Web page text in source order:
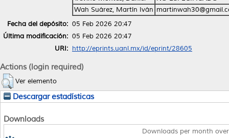
Wah Suárez, Martín Iván
Fecha del depósito: 05 Feb 2026 20:47
Última modificación: 05 Feb 2026 20:47
URI: http://eprints.uanl.mx/id/eprint/28605
Actions (login required)
Ver elemento
Descargar estadísticas
Downloads
Downloads per month